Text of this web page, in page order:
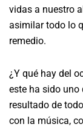
vidas a nuestro
asimilar todo lo
remedio.
¿Y qué hay del
este ha sido uno
resultado de
con la música,